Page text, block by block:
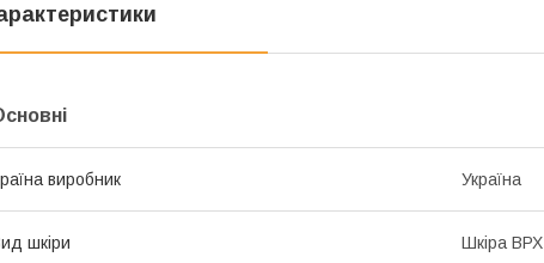
виробник Україна
шкіри Шкіра ВРХ